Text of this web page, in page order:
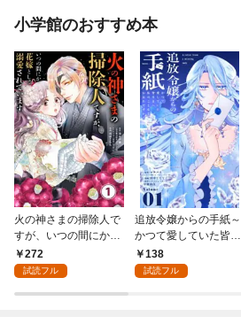
小学館のおすすめ本
火の神さまの掃除人で
すが、いつの間にか花
嫁として溺愛されてい
ます【単話】（１）
272
試読フル
追放令嬢からの手紙～
かつて愛していた皆さ
まへ 私のことなどお忘
れですか？～【単話】
138
試読フル